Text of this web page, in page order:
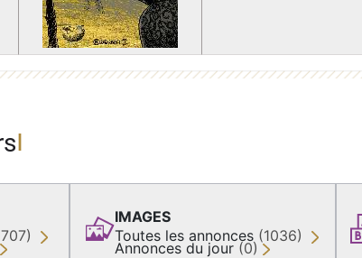
IMAGES
Toutes les annonces (1036)
Annonces du jour (0)